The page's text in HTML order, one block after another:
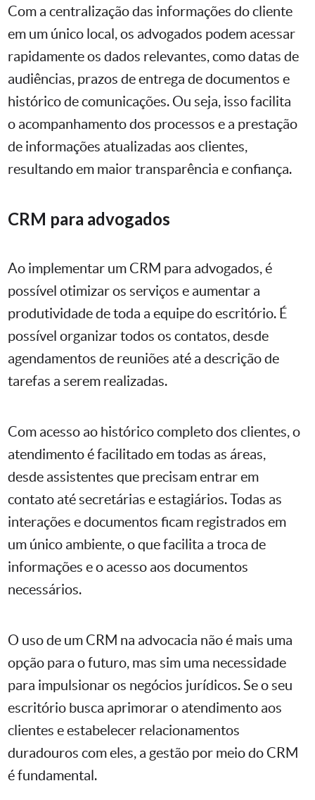
Com a centralização das informações do cliente
em um único local, os advogados podem acessar
rapidamente os dados relevantes, como datas de
audiências, prazos de entrega de documentos e
histórico de comunicações. Ou seja, isso facilita
o acompanhamento dos processos e a prestação
de informações atualizadas aos clientes,
resultando em maior transparência e confiança.
CRM para advogados
Ao implementar um CRM para advogados, é
possível otimizar os serviços e aumentar a
produtividade de toda a equipe do escritório. É
possível organizar todos os contatos, desde
agendamentos de reuniões até a descrição de
tarefas a serem realizadas.
Com acesso ao histórico completo dos clientes, o
atendimento é facilitado em todas as áreas,
desde assistentes que precisam entrar em
contato até secretárias e estagiários. Todas as
interações e documentos ficam registrados em
um único ambiente, o que facilita a troca de
informações e o acesso aos documentos
necessários.
O uso de um CRM na advocacia não é mais uma
opção para o futuro, mas sim uma necessidade
para impulsionar os negócios jurídicos. Se o seu
escritório busca aprimorar o atendimento aos
clientes e estabelecer relacionamentos
duradouros com eles, a gestão por meio do CRM
é fundamental.